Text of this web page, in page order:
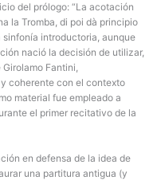
del prólogo: “La acotación
la Tromba, di poi dà principio
sinfonía introductoria, aunque
nació la decisión de utilizar,
Fantini,
coherente con el contexto
material fue empleado a
el primer recitativo de la
en defensa de la idea de
una partitura antigua (y